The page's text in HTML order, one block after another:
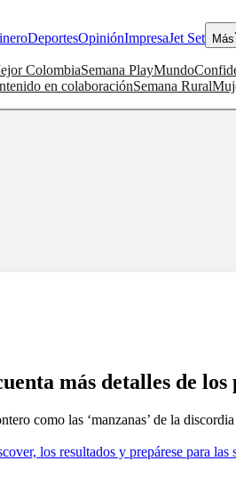
DeportesOpiniónImpresaJet Set Más
ColombiaSemana PlayMundo
en colaboraciónSemana Rural
más detalles de
como las ‘manzanas’ de la
los resultados y prepárese para las